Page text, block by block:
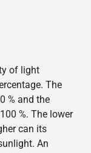
of light
The
% and the
%. The lower
can its
An